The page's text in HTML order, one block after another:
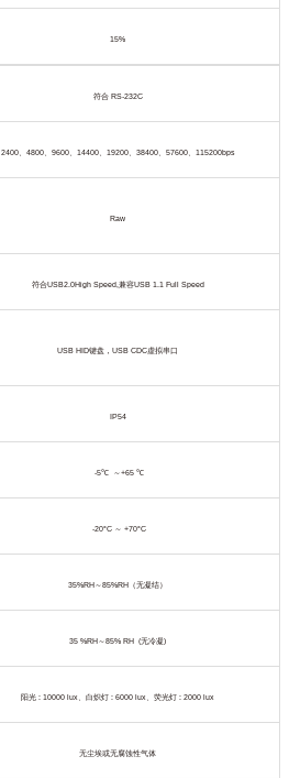
15%
符合 RS-232C
2400、 4800、 9600、 14400、 19200、 38400、 57600、 115200bps
Raw
符合USB2.0High Speed,兼容USB 1.1 Full Speed
USB HID键盘， USB CDC虚拟串口
IP54
-5℃ ～+65 ℃
-20°C ～ +70°C
35%RH ～85%RH （无凝结）
35 %RH ～85% RH (无冷凝)
阳光 : 10000 lux、白炽灯 : 6000 lux、荧光灯 : 2000 lux
无尘埃或无腐蚀性气体